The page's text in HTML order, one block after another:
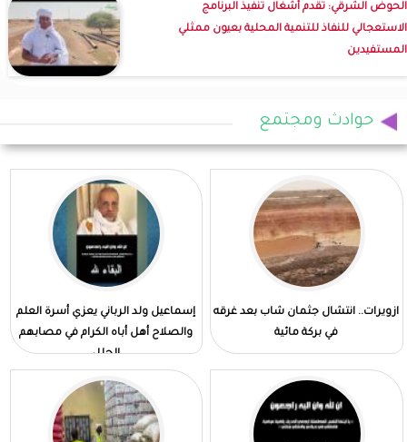
الحوض الشرقي: تقدم أشغال تنفيذ البرنامج
الاستعجالي للنفاذ للتنمية المحلية بعيون ممثلي
المستفيدين
حوادث ومجتمع
ازويرات.. انتشال جثمان شاب بعد غرقه
في بركة مائية
إسماعيل ولد الرباني يعزي أسرة العلم
والصلاح أهل أباه الكرام في مصابهم
الجلل